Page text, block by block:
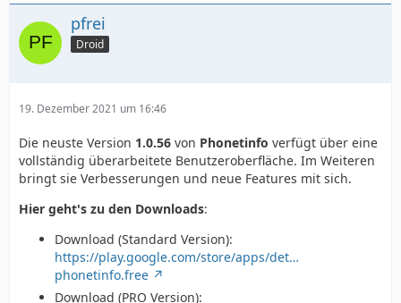
pfrei
Droid
19. Dezember 2021 um 16:46
Die neuste Version 1.0.56 von Phonetinfo verfügt über eine
vollständig überarbeitete Benutzeroberfläche. Im Weiteren
bringt sie Verbesserungen und neue Features mit sich.
Hier geht's zu den Downloads:
Download (Standard Version):
https://play.google.com/store/apps/det…
phonetinfo.free
Download (PRO Version):